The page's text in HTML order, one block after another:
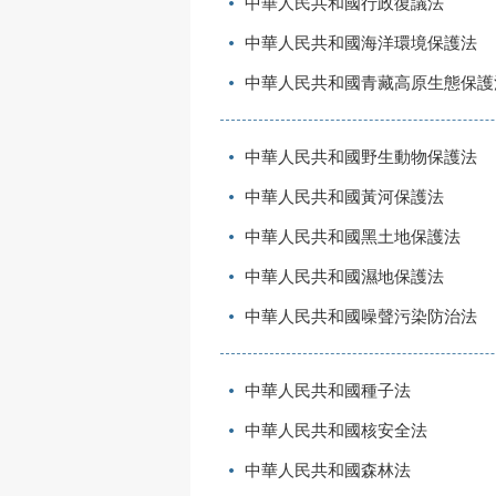
中華人民共和國海洋環境保護法
中華人民共和國青藏高原生態保
中華人民共和國野生動物保護法
中華人民共和國黃河保護法
中華人民共和國黑土地保護法
中華人民共和國濕地保護法
中華人民共和國噪聲污染防治法
中華人民共和國種子法
中華人民共和國核安全法
中華人民共和國森林法